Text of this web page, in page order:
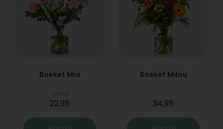
Boeket Mia
22,95
Boeket Milou
34,95